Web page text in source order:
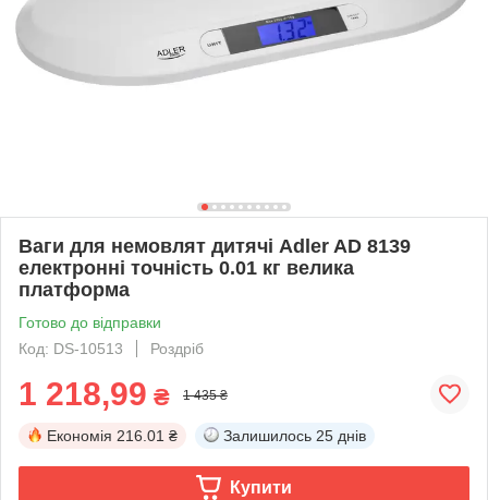
Ваги для немовлят дитячі Adler AD 8139
електронні точність 0.01 кг велика
платформа
Готово до відправки
Код: DS-10513
Роздріб
1 218,99 ₴ 1 435 ₴
Економія 216.01 ₴ Залишилось 25 днів
Купити